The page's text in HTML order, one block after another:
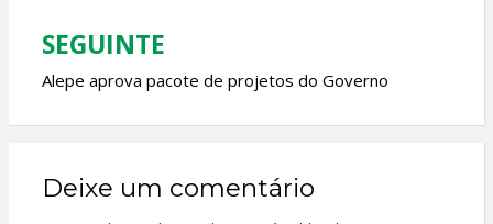
SEGUINTE
Alepe aprova pacote de projetos do Governo
Deixe um comentário